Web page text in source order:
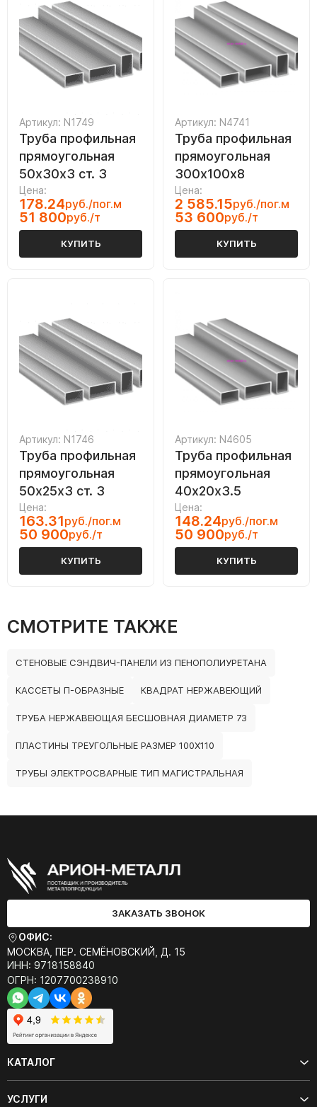
Артикул: N1749
Труба профильная
прямоугольная
50х30х3 ст. 3
Цена:
178.24руб./пог.м
51 800руб./т
КУПИТЬ
Артикул: N4741
Труба профильная
прямоугольная
300х100х8
Цена:
2 585.15руб./пог.м
53 600руб./т
КУПИТЬ
Артикул: N1746
Труба профильная
прямоугольная
50х25х3 ст. 3
Цена:
163.31руб./пог.м
50 900руб./т
КУПИТЬ
Артикул: N4605
Труба профильная
прямоугольная
40х20х3.5
Цена:
148.24руб./пог.м
50 900руб./т
КУПИТЬ
СМОТРИТЕ ТАКЖЕ
СТЕНОВЫЕ СЭНДВИЧ-ПАНЕЛИ ИЗ ПЕНОПОЛИУРЕТАНА
КАССЕТЫ П-ОБРАЗНЫЕ КВАДРАТ НЕРЖАВЕЮЩИЙ
ТРУБА НЕРЖАВЕЮЩАЯ БЕСШОВНАЯ ДИАМЕТР 73
ПЛАСТИНЫ ТРЕУГОЛЬНЫЕ РАЗМЕР 100Х110
ТРУБЫ ЭЛЕКТРОСВАРНЫЕ ТИП МАГИСТРАЛЬНАЯ
ЗАКАЗАТЬ ЗВОНОК
ОФИС:
МОСКВА, ПЕР. СЕМЁНОВСКИЙ, Д. 15
ИНН: 9718158840
ОГРН: 1207700238910
КАТАЛОГ
УСЛУГИ